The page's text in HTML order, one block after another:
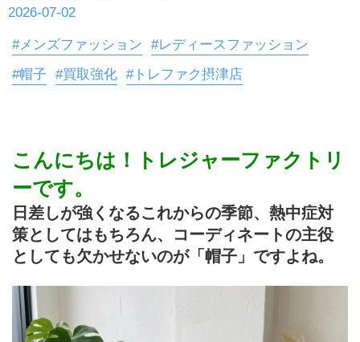
2026-07-02
#メンズファッション
#レディースファッション
#帽子
#買取強化 #トレファク摂津店
こんにちは！トレジャーファクトリ
ーです。
日差しが強くなるこれからの季節、熱中症対
策としてはもちろん、コーディネートの主役
としても欠かせないのが「帽子」ですよね。